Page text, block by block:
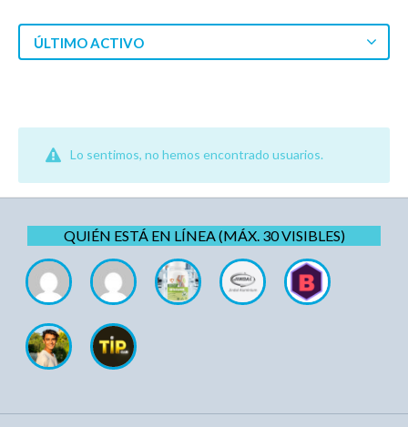
ÚLTIMO ACTIVO
Lo sentimos, no hemos encontrado usuarios.
QUIÉN ESTÁ EN LÍNEA (MÁX. 30 VISIBLES)